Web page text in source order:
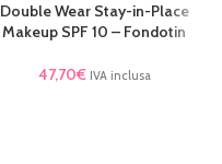
Double Wear Stay-in-Place
Makeup SPF 10 – Fondotin
47,70€ IVA inclusa